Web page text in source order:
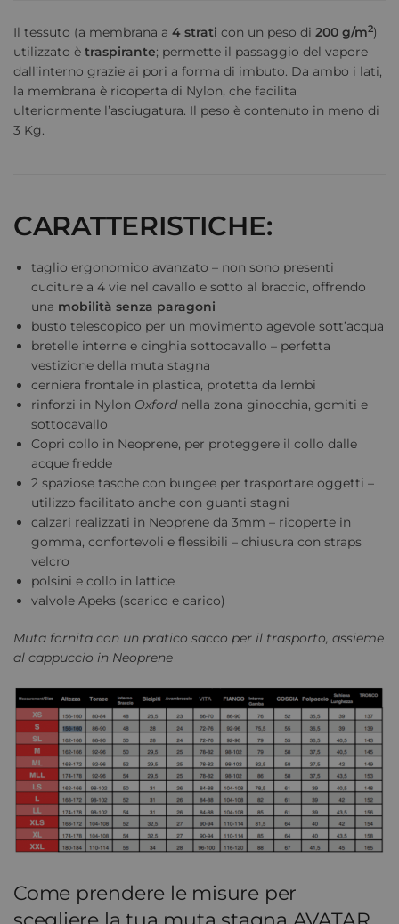
Il tessuto (a membrana a 4 strati con un peso di 200 g/m2)
utilizzato è traspirante; permette il passaggio del vapore
dall’interno grazie ai pori a forma di imbuto. Da ambo i lati,
la membrana è ricoperta di Nylon, che facilita
ulteriormente l’asciugatura. Il peso è contenuto in meno di
3 Kg.
CARATTERISTICHE:
taglio ergonomico avanzato – non sono presenti
cuciture a 4 vie nel cavallo e sotto al braccio, offrendo
una mobilità senza paragoni
busto telescopico per un movimento agevole sott’acqua
bretelle interne e cinghia sottocavallo – perfetta
vestizione della muta stagna
cerniera frontale in plastica, protetta da lembi
rinforzi in Nylon Oxford nella zona ginocchia, gomiti e
sottocavallo
Copri collo in Neoprene, per proteggere il collo dalle
acque fredde
2 spaziose tasche con bungee per trasportare oggetti –
utilizzo facilitato anche con guanti stagni
calzari realizzati in Neoprene da 3mm – ricoperte in
gomma, confortevoli e flessibili – chiusura con straps
velcro
polsini e collo in lattice
valvole Apeks (scarico e carico)
Muta fornita con un pratico sacco per il trasporto, assieme
al cappuccio in Neoprene
Come prendere le misure per